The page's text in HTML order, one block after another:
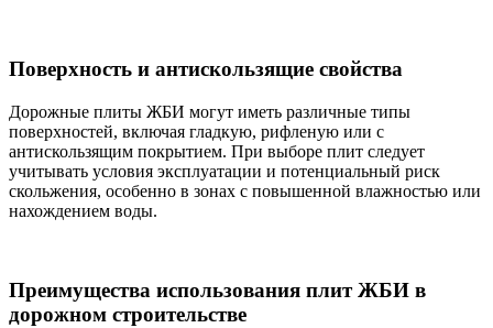
Поверхность и антискользящие свойства
Дорожные плиты ЖБИ могут иметь различные типы
поверхностей, включая гладкую, рифленую или с
антискользящим покрытием. При выборе плит следует
учитывать условия эксплуатации и потенциальный риск
скольжения, особенно в зонах с повышенной влажностью или
нахождением воды.
Преимущества использования плит ЖБИ в
дорожном строительстве